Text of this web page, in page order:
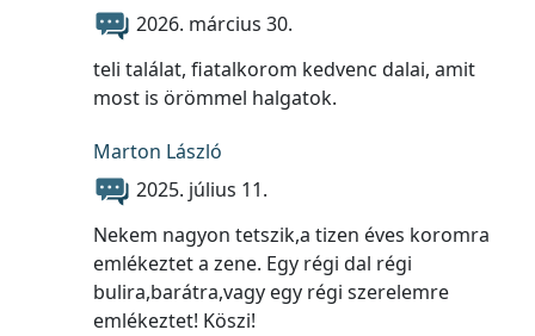
2026. március 30.
teli találat, fiatalkorom kedvenc dalai, amit
most is örömmel halgatok.
Marton László
2025. július 11.
Nekem nagyon tetszik,a tizen éves koromra
emlékeztet a zene. Egy régi dal régi
bulira,barátra,vagy egy régi szerelemre
emlékeztet! Köszi!